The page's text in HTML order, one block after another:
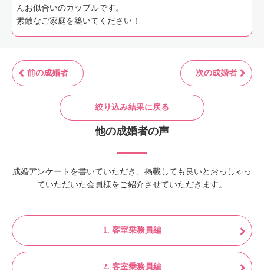
んお似合いのカップルです。
素敵なご家庭を築いてください！
前の成婚者 次の成婚者
絞り込み結果に戻る
他の成婚者の声
成婚アンケートを書いていただき、掲載しても良いとおっしゃっ
ていただいた会員様をご紹介させていただきます。
1. 客室乗務員編
2. 客室乗務員編